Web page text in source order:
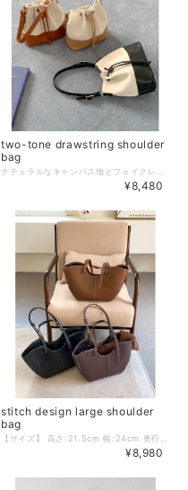
two-tone drawstring shoulder
bag
¥8,480
stitch design large shoulder
bag
¥8,980